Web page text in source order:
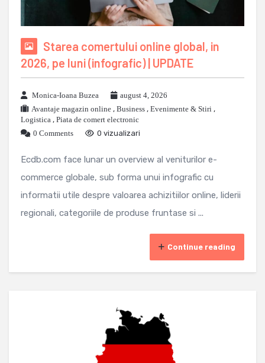
Starea comertului online global, in
2026, pe luni (infografic) | UPDATE
Monica-Ioana Buzea
august 4, 2026
Avantaje magazin online , Business , Evenimente & Stiri ,
Logistica , Piata de comert electronic
0 Comments
0 vizualizari
Ecdb.com face lunar un overview al veniturilor e-
commerce globale, sub forma unui infografic cu
informatii utile despre valoarea achizitiilor online, liderii
regionali, categoriile de produse fruntase si ...
Continue reading